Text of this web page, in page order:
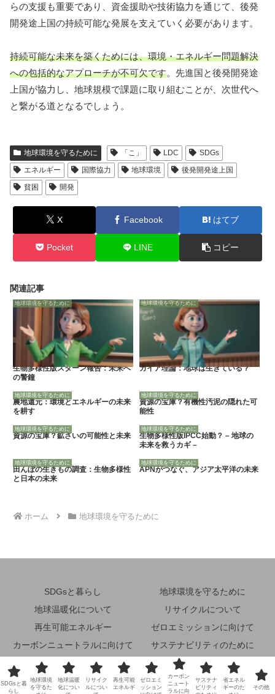
らの支援も重要であり、資金援助や技術協力を通じて、後発
開発途上国の持続可能な発展を支えていく必要があります。
持続可能な未来を築くためには、環境・エネルギー問題解決
への包括的なアプローチが不可欠です。先進国と後発開発途
上国が協力し、地球規模で課題に取り組むことが、次世代へ
と繋がる道となるでしょう。
地球環境を守るために 「こ」 LDC
SDGs
エネルギー
国際協力 地球環境
後発開発途上国
貧困
開発
X Facebook はてブ
Pocket LINE コピー
関連記事
地球環境を守るために
生物多様性版スターン報告：未来へ
の警鐘
地球環境を守るために
ガイア理論：地球は生きている？
地球環境を守るために
農地還元：環境とエネルギーの未来
を耕す
地球環境を守るために
資源の宝庫？有機性汚泥の隠れた可
能性
地球環境を守るために
資源の宝庫？鉱さいの可能性と未来
地球環境を守るために
生物多様性版IPCC始動？ – 地球の
未来を救うカギ –
地球環境を守るために
田んぼの生きもの調査：生物多様性
と日本の未来
地球環境を守るために
APNがつなぐ、アジア太平洋の未来
ホーム 地球環境を守るために
SDGsと暮らし
地球環境を守るために
地球温暖化について
リサイクルについて
再生可能エネルギー
ゼロエミッションに向けて
カーボンニュートラルに向けて
サステナビリティのために
省エネルギーのために
その他
© 2024 未来地球環境ナビ.
SDGsと暮
らし
地球環境
を守るた
地球温暖
化につい
リサイク
ルについ
再生可能
エネルギ
ゼロエミ
ッション
カーボン
ニュート
ラルに向
サステナ
ビリティ
省エネル
ギーのた
その他